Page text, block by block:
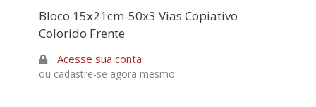
Bloco 15x21cm-50x3 Vias Copiativo
Colorido Frente
Acesse sua conta
ou cadastre-se agora mesmo